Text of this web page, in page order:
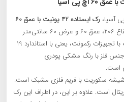
آسیا،
رک ایستاده 42 یونیت با عمق 60
است. این رک دارای ارتفاع 206، عمق 60 و عرض 60 سانتی‌متر
است. فضای داخلی این رک متناسب با تجهیزات رکمونت، یعنی با استاندارد 19
فلز با رنگ مشکی پودری
است.
شیشه سکوریت با فریم فلزی مشبک است.
است. علاوه بر این، در اطراف این رک